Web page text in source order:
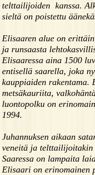
telttailijoiden kanssa.
sieltä on poistettu
Elisaaren alue on
ja runsaasta
Elisaaressa aina 1500
entisellä saarella, joka
kauppiaiden rakentama.
metsäkauriita,
luontopolku on
1994.
Juhannuksen aikaan
veneitä ja telttailijoitakin
Saaressa on lampaita
Elisaari on erinomainen